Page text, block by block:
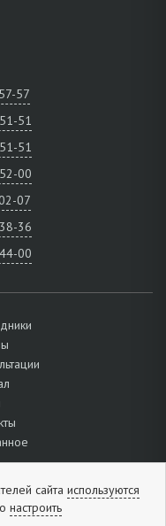
57
51
51
00
07
36
00
сайта используются
настроить